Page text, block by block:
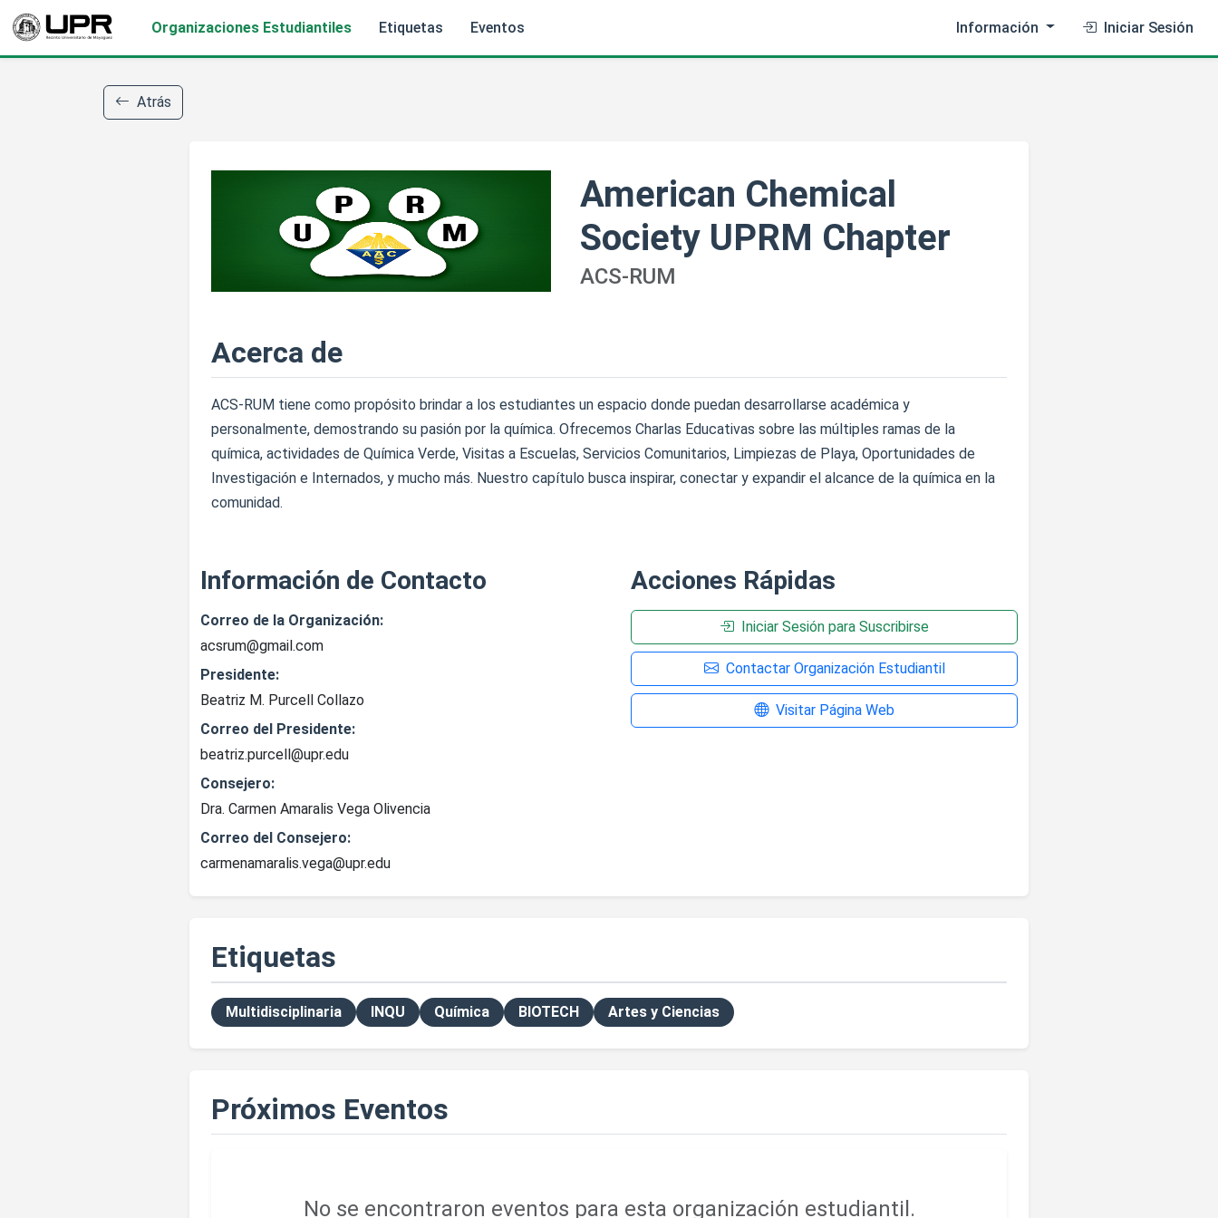
Organizaciones Estudiantiles Etiquetas Eventos Información Iniciar Sesión
Atrás
American Chemical
Society UPRM Chapter
ACS-RUM
Acerca de
ACS-RUM tiene como propósito brindar a los estudiantes un espacio donde puedan desarrollarse académica y
personalmente, demostrando su pasión por la química. Ofrecemos Charlas Educativas sobre las múltiples ramas de la
química, actividades de Química Verde, Visitas a Escuelas, Servicios Comunitarios, Limpiezas de Playa, Oportunidades de
Investigación e Internados, y mucho más. Nuestro capítulo busca inspirar, conectar y expandir el alcance de la química en la
comunidad.
Información de Contacto
Correo de la Organización:
acsrum@gmail.com
Presidente:
Beatriz M. Purcell Collazo
Correo del Presidente:
beatriz.purcell@upr.edu
Consejero:
Dra. Carmen Amaralis Vega Olivencia
Correo del Consejero:
carmenamaralis.vega@upr.edu
Acciones Rápidas
Iniciar Sesión para Suscribirse
Contactar Organización Estudiantil
Visitar Página Web
Etiquetas
Multidisciplinaria INQU Química BIOTECH Artes y Ciencias
Próximos Eventos
No se encontraron eventos para esta organización estudiantil.